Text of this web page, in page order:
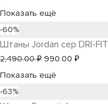
Показать ещё
-60%
Штаны Jordan сер DRI-FIT
2,490.00₽ Первоначальная
цена
990.00 ₽Текущая
Показать ещё
-63%